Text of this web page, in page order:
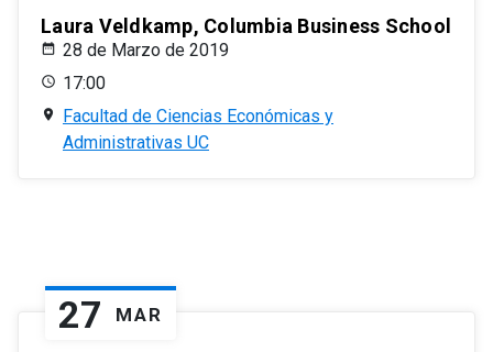
Laura Veldkamp, Columbia Business School
28 de Marzo de 2019
17:00
Facultad de Ciencias Económicas y
Administrativas UC
27 MAR